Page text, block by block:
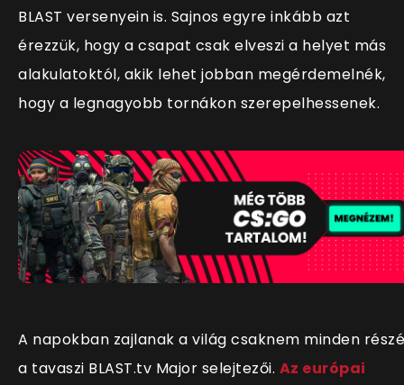
BLAST versenyein is. Sajnos egyre inkább azt
érezzük, hogy a csapat csak elveszi a helyet más
alakulatoktól, akik lehet jobban megérdemelnék,
hogy a legnagyobb tornákon szerepelhessenek.
A napokban zajlanak a világ csaknem minden
a tavaszi BLAST.tv Major selejtezői. Az európai